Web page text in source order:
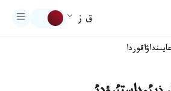
ق ز
اقوردا